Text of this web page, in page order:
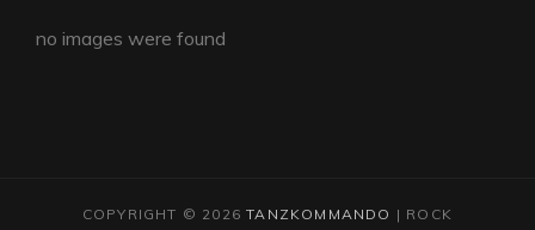
no images were found
COPYRIGHT © 2026TANZKOMMANDO | ROCK